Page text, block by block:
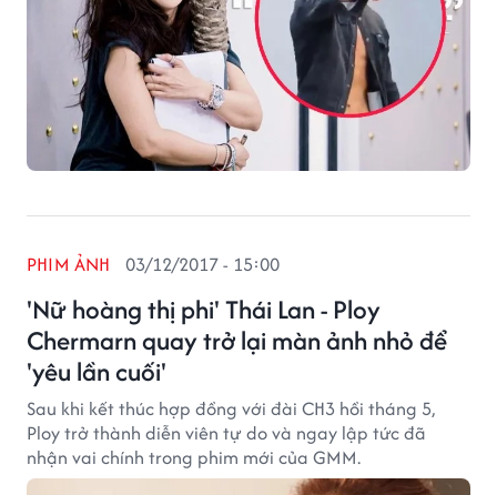
'Nữ hoàng thị phi' Thái Lan - Ploy
Chermarn quay trở lại màn ảnh nhỏ để
'yêu lần cuối'
PHIM ẢNH 03/12/2017 - 15:00
Sau khi kết thúc hợp đồng với đài CH3 hồi tháng 5,
Ploy trở thành diễn viên tự do và ngay lập tức đã
nhận vai chính trong phim mới của GMM.